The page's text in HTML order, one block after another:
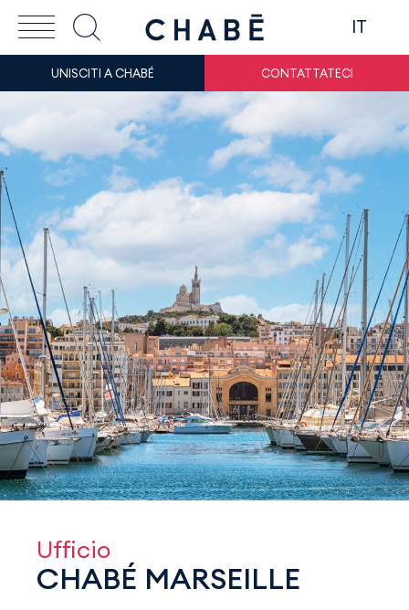
IT
UNISCITI A CHABÉ CONTATTATECI
Ufficio
CHABÉ MARSEILLE